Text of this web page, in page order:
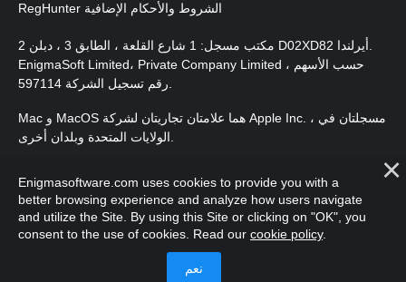
RegHunter الشروط والأحكام الإضافية
EnigmaSoft Limited، Private Company Limited حسب الأسهم ،
Mac و MacOS هما علامتان تجاريتان لشركة Apple Inc. ، مسجلتان في
محفوظة.
Enigmasoftware.com uses cookies to provide you with a
better browsing experience and analyze how users navigate
and utilize the Site. By using this Site or clicking on "OK", you
consent to the use of cookies. Read our cookie policy.